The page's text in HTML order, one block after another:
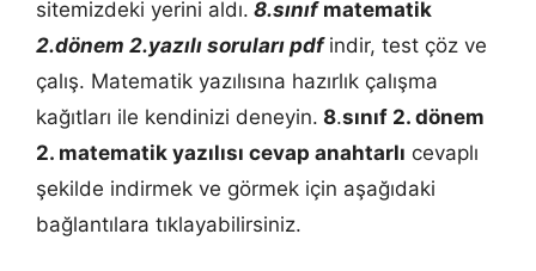
sitemizdeki yerini aldı. 8.sınıf matematik
2.dönem 2.yazılı soruları pdf indir, test çöz ve
çalış. Matematik yazılısına hazırlık çalışma
kağıtları ile kendinizi deneyin. 8.sınıf 2. dönem
2. matematik yazılısı cevap anahtarlı cevaplı
şekilde indirmek ve görmek için aşağıdaki
bağlantılara tıklayabilirsiniz.